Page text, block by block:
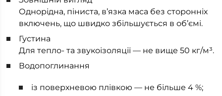
Однорідна, піниста, в’язка маса без сторонніх
включень, що швидко збільшується в об’ємі.
Густина
Для тепло- та звукоізоляції — не вище 50 кг/м³.
Водопоглинання
із поверхневою плівкою — не більше 4 %;